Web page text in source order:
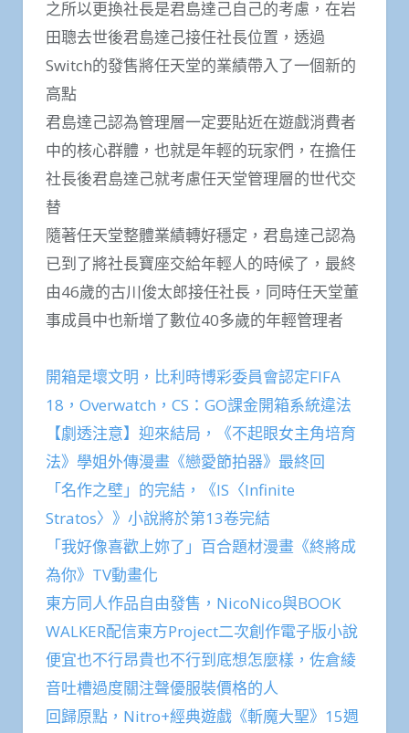
之所以更換社長是君島達己自己的考慮，在岩
田聰去世後君島達己接任社長位置，透過
Switch的發售將任天堂的業績帶入了一個新的
高點
君島達己認為管理層一定要貼近在遊戲消費者
中的核心群體，也就是年輕的玩家們，在擔任
社長後君島達己就考慮任天堂管理層的世代交
替
隨著任天堂整體業績轉好穩定，君島達己認為
已到了將社長寶座交給年輕人的時候了，最終
由46歲的古川俊太郎接任社長，同時任天堂董
事成員中也新增了數位40多歲的年輕管理者
開箱是壞文明，比利時博彩委員會認定FIFA
18，Overwatch，CS：GO課金開箱系統違法
【劇透注意】迎來結局，《不起眼女主角培育
法》學姐外傳漫畫《戀愛節拍器》最終回
「名作之壁」的完結，《IS〈Infinite
Stratos〉》小說將於第13卷完結
「我好像喜歡上妳了」百合題材漫畫《終將成
為你》TV動畫化
東方同人作品自由發售，NicoNico與BOOK
WALKER配信東方Project二次創作電子版小說
便宜也不行昂貴也不行到底想怎麼樣，佐倉綾
音吐槽過度關注聲優服裝價格的人
回歸原點，Nitro+經典遊戲《斬魔大聖》15週